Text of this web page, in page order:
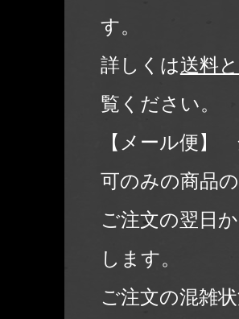
す。
詳しくは送料
覧ください。
【メール便】
可のみの商品
ご注文の翌日
します。
ご注文の混雑